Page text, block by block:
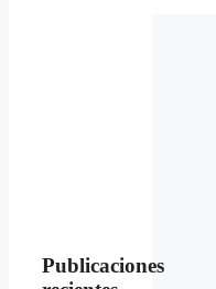
Publicaciones